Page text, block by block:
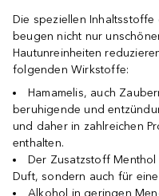
Die speziellen
beugen nicht nur
Hautunreinheiten
folgenden Wirkstoffe:
Hamamelis, auch
beruhigende und
und daher in zahlreichen
enthalten.
Der Zusatzstoff
Duft, sondern auch für
Alkohol in geringen